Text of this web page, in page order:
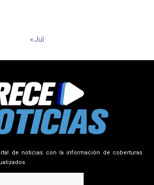
« Jul
de noticias con la información de coberturas